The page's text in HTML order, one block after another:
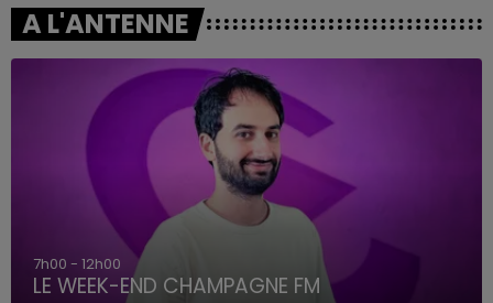
A L'ANTENNE
7h00 - 12h00
LE WEEK-END CHAMPAGNE FM